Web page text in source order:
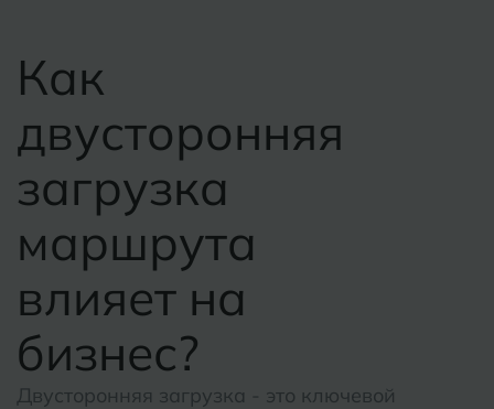
Как
двусторонняя
загрузка
маршрута
влияет на
бизнес?
Двусторонняя загрузка - это ключевой